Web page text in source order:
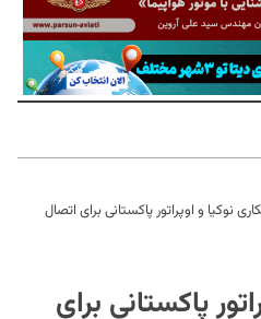
نوکیا و اوپراتور پاکستانی برای اتصال
پاکستانی برای